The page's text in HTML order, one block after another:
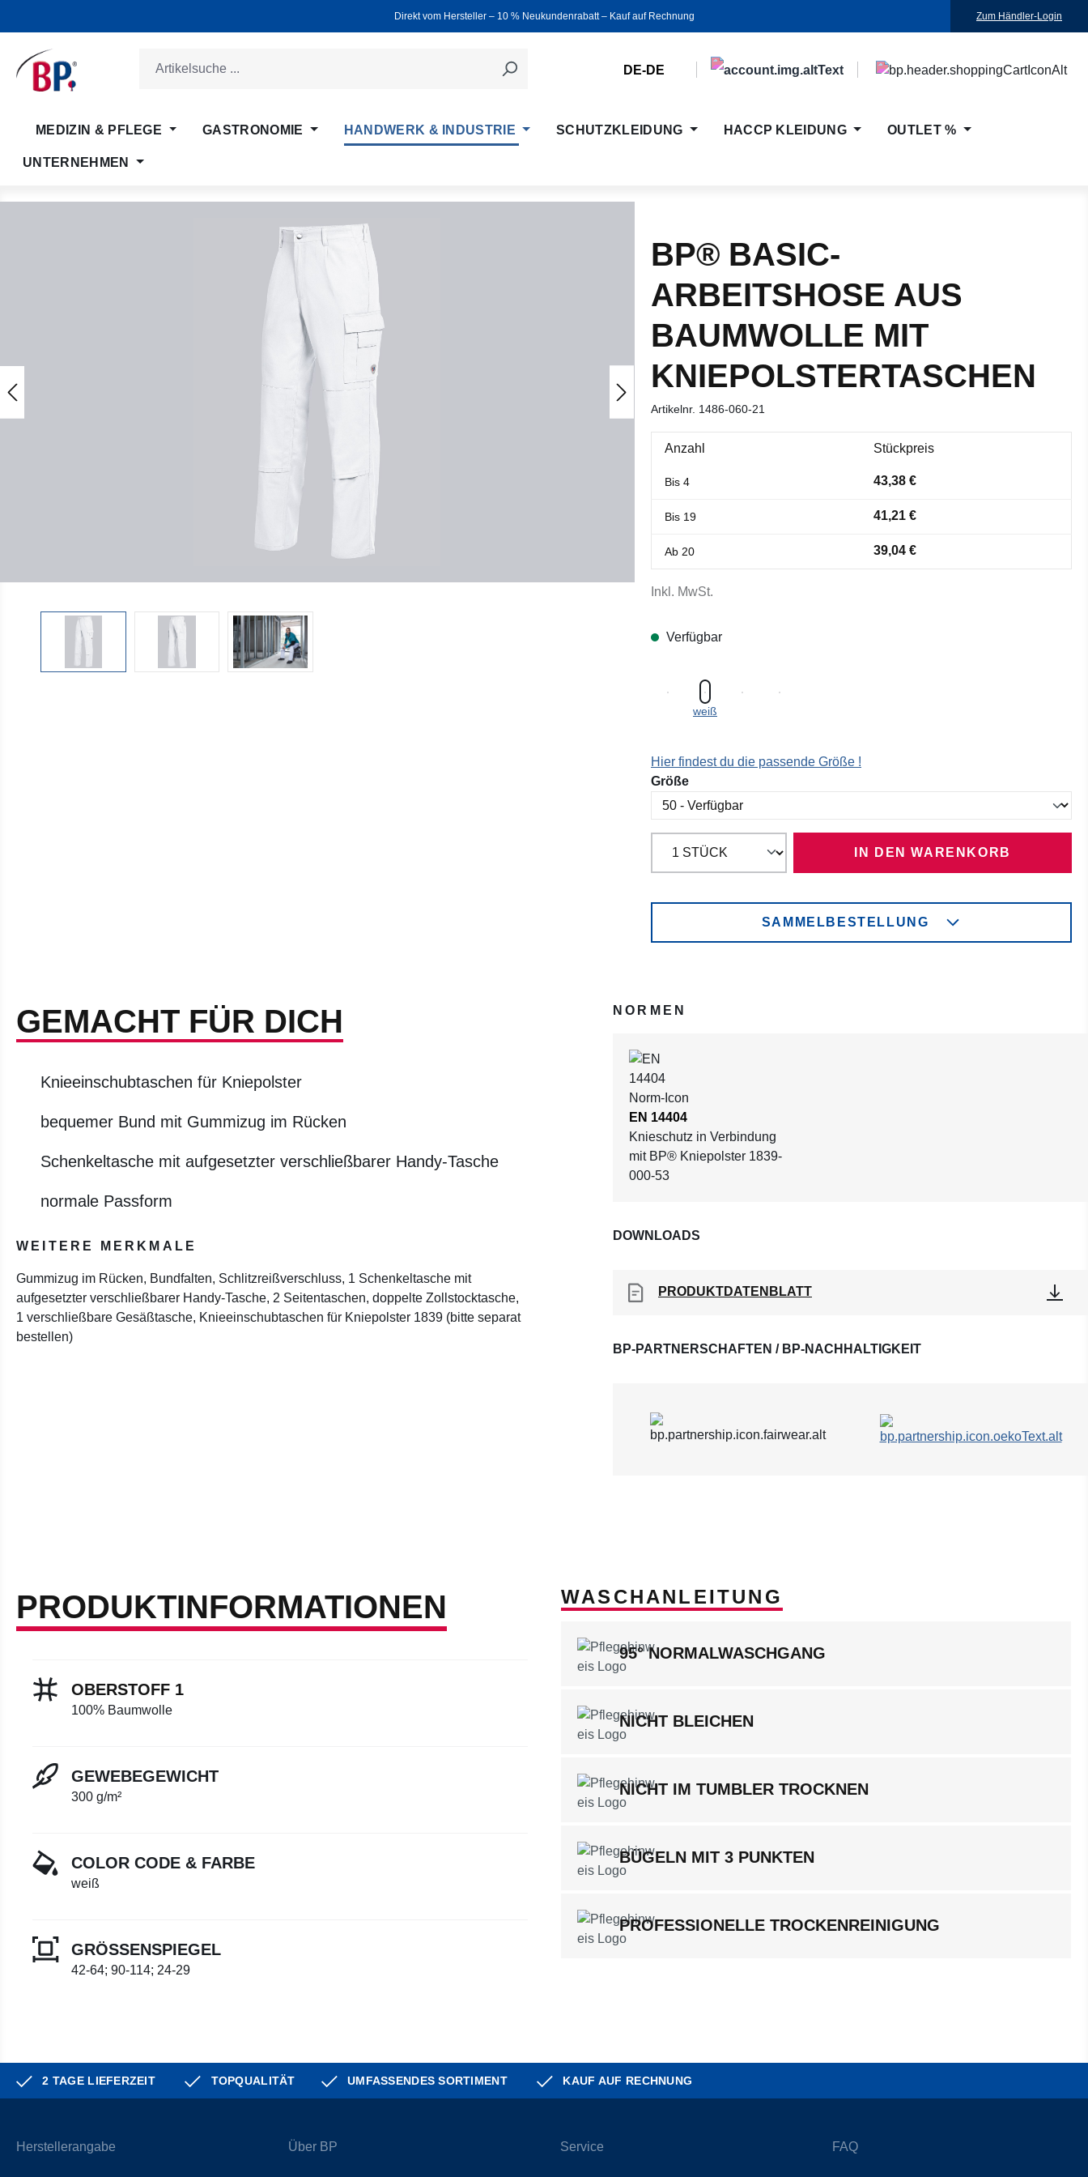
Direkt vom Hersteller ‒ 10 % Neukundenrabatt ‒ Kauf auf Rechnung Zum Händler-Login
DE-DE
MEDIZIN & PFLEGE GASTRONOMIE HANDWERK & INDUSTRIE SCHUTZKLEIDUNG HACCP KLEIDUNG OUTLET %
UNTERNEHMEN
BP® BASIC-
ARBEITSHOSE AUS
BAUMWOLLE MIT
KNIEPOLSTERTASCHEN
Artikelnr. 1486-060-21
Anzahl Stückpreis
Bis 4 43,38 €
Bis 19 41,21 €
Ab 20 39,04 €
Inkl. MwSt.
Verfügbar
weiß
Hier findest du die passende Größe !
Größeauswählen
IN DEN WARENKORB
SAMMELBESTELLUNG
GEMACHT FÜR DICH
Knieeinschubtaschen für Kniepolster
bequemer Bund mit Gummizug im Rücken
Schenkeltasche mit aufgesetzter verschließbarer Handy-Tasche
normale Passform
WEITERE MERKMALE
Gummizug im Rücken, Bundfalten, Schlitzreißverschluss, 1 Schenkeltasche mit
aufgesetzter verschließbarer Handy-Tasche, 2 Seitentaschen, doppelte Zollstocktasche,
1 verschließbare Gesäßtasche, Knieeinschubtaschen für Kniepolster 1839 (bitte separat
bestellen)
NORMEN
EN 14404
Knieschutz in Verbindung
mit BP® Kniepolster 1839-
000-53
DOWNLOADS
PRODUKTDATENBLATT
BP-PARTNERSCHAFTEN / BP-NACHHALTIGKEIT
PRODUKTINFORMATIONEN
OBERSTOFF 1
100% Baumwolle
GEWEBEGEWICHT
300 g/m²
COLOR CODE & FARBE
weiß
GRÖSSENSPIEGEL
42-64; 90-114; 24-29
WASCHANLEITUNG
95° NORMALWASCHGANG
NICHT BLEICHEN
NICHT IM TUMBLER TROCKNEN
BÜGELN MIT 3 PUNKTEN
PROFESSIONELLE TROCKENREINIGUNG
2 TAGE LIEFERZEIT TOPQUALITÄT UMFASSENDES SORTIMENT KAUF AUF RECHNUNG
Herstellerangabe Über BP Service FAQ